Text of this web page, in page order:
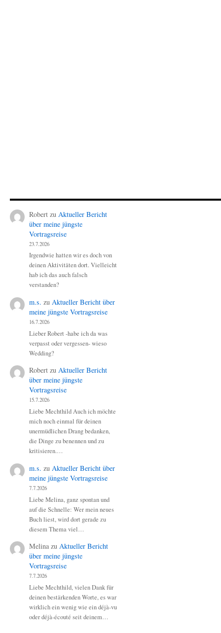
Robert zu Aktueller Bericht
über meine jüngste
Vortragsreise
23.7.2026
Irgendwie hatten wir es doch von
deinen Aktivitäten dort. Vielleicht
hab ich das auch falsch
verstanden?
m.s. zu Aktueller Bericht über
meine jüngste Vortragsreise
16.7.2026
Lieber Robert -habe ich da was
verpasst oder vergessen- wieso
Wedding?
Robert zu Aktueller Bericht
über meine jüngste
Vortragsreise
15.7.2026
Liebe Mechthild Auch ich möchte
mich noch einmal für deinen
unermüdlichen Drang bedanken,
die Dinge zu benennen und zu
kritisieren.…
m.s. zu Aktueller Bericht über
meine jüngste Vortragsreise
7.7.2026
Liebe Melina, ganz spontan und
auf die Schnelle: Wer mein neues
Buch liest, wird dort gerade zu
diesem Thema viel…
Melina zu Aktueller Bericht
über meine jüngste
Vortragsreise
7.7.2026
Liebe Mechthild, vielen Dank für
deinen bestärkenden Worte, es war
wirklich ein wenig wie ein déjà-vu
oder déjà-écouté seit deinem…